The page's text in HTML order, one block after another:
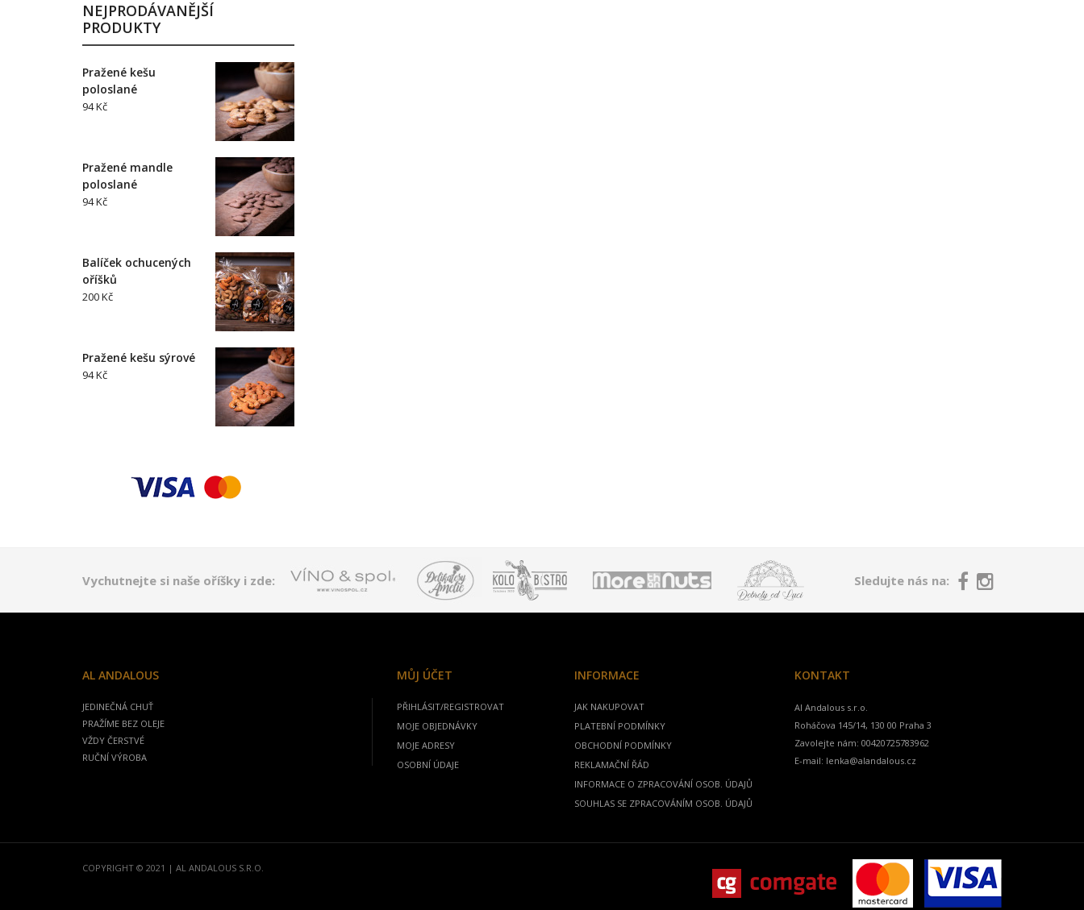
NEJPRODÁVANĚJŠÍ
PRODUKTY
Pražené kešu
poloslané
94 Kč
Pražené mandle
poloslané
94 Kč
Balíček ochucených
oříšků
200 Kč
Pražené kešu sýrové
94 Kč
Vychutnejte si naše oříšky i zde: Sledujte nás na:
AL ANDALOUS
JEDINEČNÁ CHUŤ
PRAŽÍME BEZ OLEJE
VŽDY ČERSTVÉ
RUČNÍ VÝROBA
MŮJ ÚČET
PŘIHLÁSIT/REGISTROVAT
MOJE OBJEDNÁVKY
MOJE ADRESY
OSOBNÍ ÚDAJE
INFORMACE
JAK NAKUPOVAT
PLATEBNÍ PODMÍNKY
OBCHODNÍ PODMÍNKY
REKLAMAČNÍ ŘÁD
INFORMACE O ZPRACOVÁNÍ OSOB. ÚDAJŮ
SOUHLAS SE ZPRACOVÁNÍM OSOB. ÚDAJŮ
KONTAKT
Al Andalous s.r.o.
Zavolejte nám: 00420725783962
E-mail: lenka@alandalous.cz
COPYRIGHT © 2021 | AL ANDALOUS S.R.O.